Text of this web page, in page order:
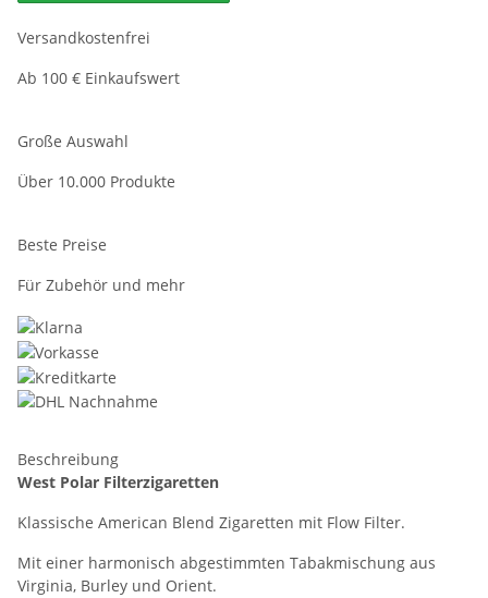
Versandkostenfrei
Ab 100 € Einkaufswert
Große Auswahl
Über 10.000 Produkte
Beste Preise
Für Zubehör und mehr
Beschreibung
West Polar Filterzigaretten
Klassische American Blend Zigaretten mit Flow Filter.
Mit einer harmonisch abgestimmten Tabakmischung aus
Virginia, Burley und Orient.